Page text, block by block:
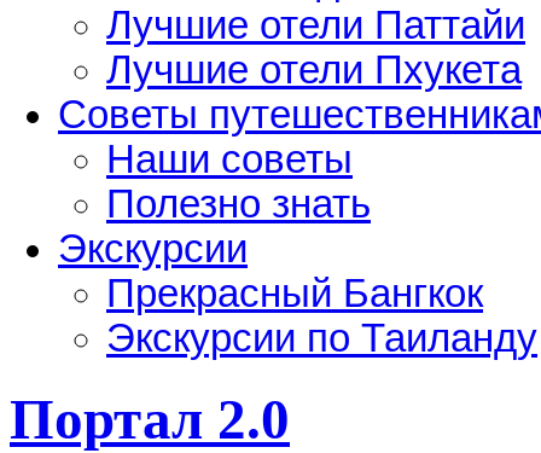
Лучшие отели Паттайи
Лучшие отели Пхукета
Советы
Наши советы
Полезно знать
Экскурсии
Прекрасный Бангкок
Экскурсии по Таиланду
Портал 2.0